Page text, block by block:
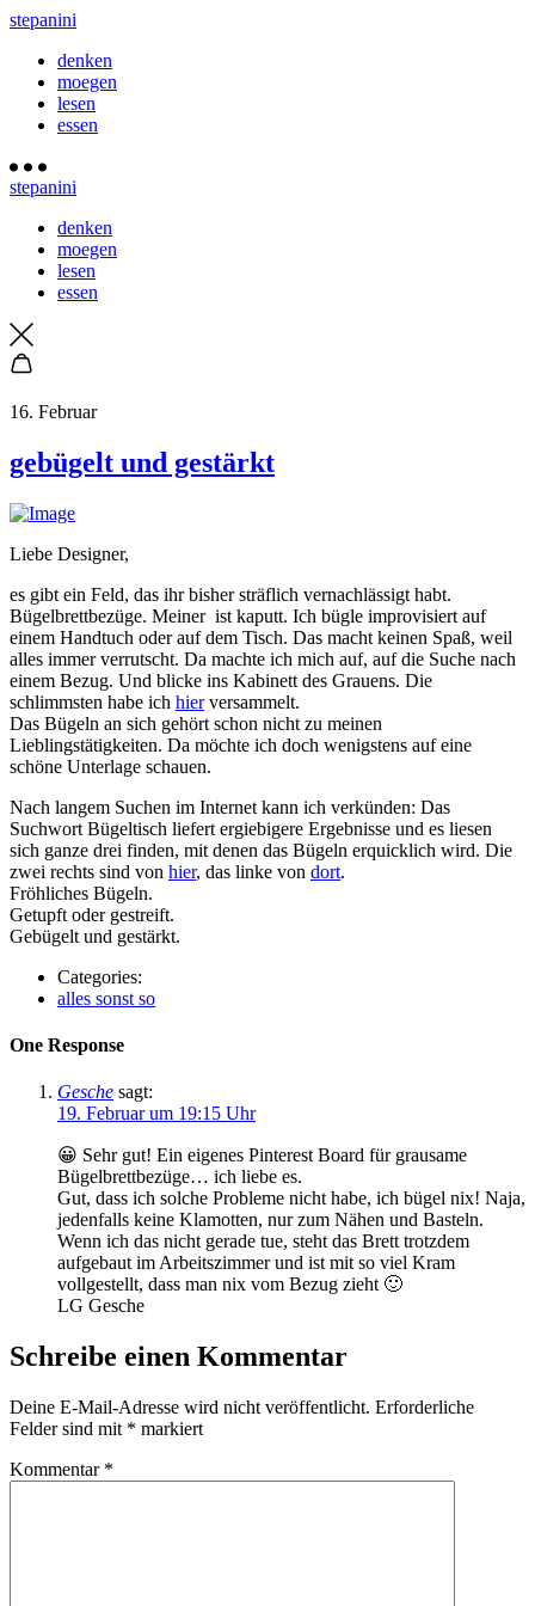
stepanini
denken
moegen
lesen
essen
stepanini
denken
moegen
lesen
essen
16. Februar
gebügelt und gestärkt
Liebe Designer,
es gibt ein Feld, das ihr bisher sträflich vernachlässigt habt.
Bügelbrettbezüge. Meiner ist kaputt. Ich bügle improvisiert auf
einem Handtuch oder auf dem Tisch. Das macht keinen Spaß, weil
alles immer verrutscht. Da machte ich mich auf, auf die Suche nach
einem Bezug. Und blicke ins Kabinett des Grauens. Die
schlimmsten habe ich hierversammelt.
Das Bügeln an sich gehört schon nicht zu meinen
Lieblingstätigkeiten. Da möchte ich doch wenigstens auf eine
schöne Unterlage schauen.
Nach langem Suchen im Internet kann ich verkünden: Das
Suchwort Bügeltisch liefert ergiebigere Ergebnisse und es liesen
sich ganze drei finden, mit denen das Bügeln erquicklich wird. Die
zwei rechts sind von hier, das linke von dort.
Fröhliches Bügeln.
Getupft oder gestreift.
Gebügelt und gestärkt.
Categories:
alles sonst so
One Response
Gesche sagt:
19. Februar um 19:15 Uhr
😀 Sehr gut! Ein eigenes Pinterest Board für grausame
Bügelbrettbezüge… ich liebe es.
Gut, dass ich solche Probleme nicht habe, ich bügel nix! Naja,
jedenfalls keine Klamotten, nur zum Nähen und Basteln.
Wenn ich das nicht gerade tue, steht das Brett trotzdem
aufgebaut im Arbeitszimmer und ist mit so viel Kram
vollgestellt, dass man nix vom Bezug zieht 🙂
LG Gesche
Schreibe einen Kommentar
Deine E-Mail-Adresse wird nicht veröffentlicht. Erforderliche
Felder sind mit * markiert
Kommentar *